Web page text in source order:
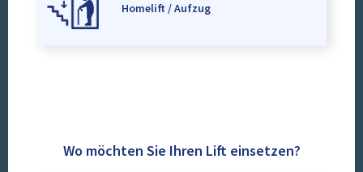
Homelift / Aufzug
Wo möchten Sie Ihren Lift einsetzen?